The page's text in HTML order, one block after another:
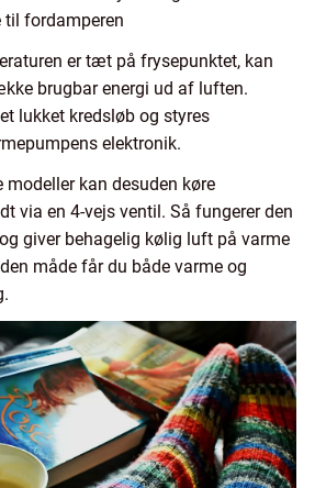
fordamperen
er tæt på frysepunktet, kan
brugbar energi ud af luften.
lukket kredsløb og styres
elektronik.
modeller kan desuden køre
via en 4-vejs ventil. Så fungerer den
giver behagelig kølig luft på varme
måde får du både varme og